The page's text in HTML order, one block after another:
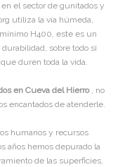
el sector de gunitados y
utiliza la vía húmeda,
H400, este es un
sobre todo si
duren toda la vida.
en Cueva del Hierro , no
encantados de atenderle.
humanos y recursos
años hemos depurado la
de las superficies,